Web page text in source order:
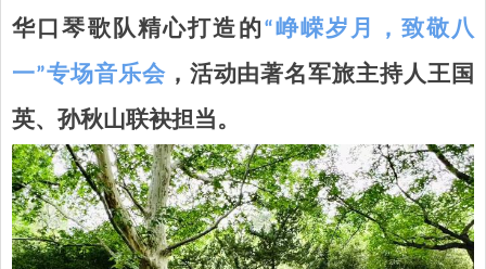
华口琴歌队精心打造的“峥嵘岁月，致敬八
一”专场音乐会，活动由著名军旅主持人王国
英、孙秋山联袂担当。